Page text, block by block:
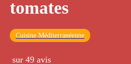
tomates
Cuisine Méditerranéenne
sur 49 avis